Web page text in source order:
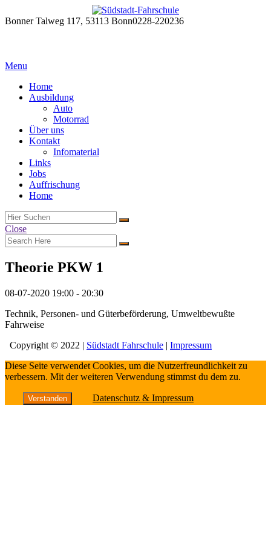
Bonner Talweg 117, 53113 Bonn0228-220236
Menu
Home
Ausbildung
Auto
Motorrad
Über uns
Kontakt
Infomaterial
Links
Jobs
Auffrischung
Home
Close
Theorie PKW 1
08-07-2020 19:00 - 20:30
Technik, Personen- und Güterbeförderung, Umweltbewußte
Fahrweise
Copyright © 2022 | Südstadt Fahrschule | Impressum
Diese Seite verwendet Cookies, um die Nutzerfreundlichkeit zu
verbessern. Mit der weiteren Verwendung stimmst du dem zu.
Verstanden Datenschutz & Impressum